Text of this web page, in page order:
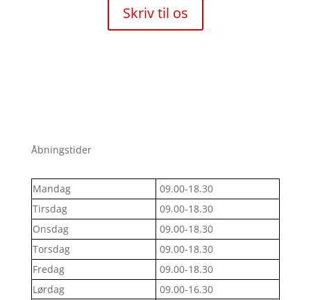
Skriv til os
Åbningstider
Mandag
09.00-18.30
Tirsdag
09.00-18.30
Onsdag
09.00-18.30
Torsdag
09.00-18.30
Fredag
09.00-18.30
Lørdag
09.00-16.30